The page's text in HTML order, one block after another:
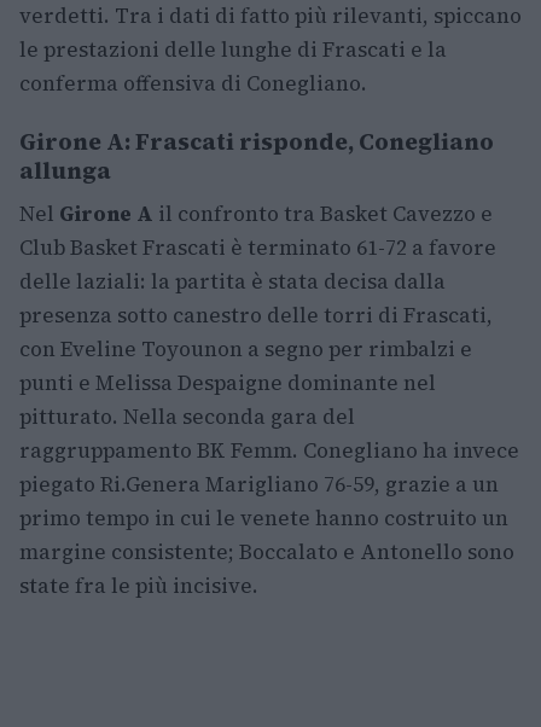
verdetti. Tra i dati di fatto più rilevanti, spiccano
le prestazioni delle lunghe di Frascati e la
conferma offensiva di Conegliano.
Girone A: Frascati risponde, Conegliano
allunga
Nel Girone A il confronto tra Basket Cavezzo e
Club Basket Frascati è terminato 61-72 a favore
delle laziali: la partita è stata decisa dalla
presenza sotto canestro delle torri di Frascati,
con Eveline Toyounon a segno per rimbalzi e
punti e Melissa Despaigne dominante nel
pitturato. Nella seconda gara del
raggruppamento BK Femm. Conegliano ha invece
piegato Ri.Genera Marigliano 76-59, grazie a un
primo tempo in cui le venete hanno costruito un
margine consistente; Boccalato e Antonello sono
state fra le più incisive.